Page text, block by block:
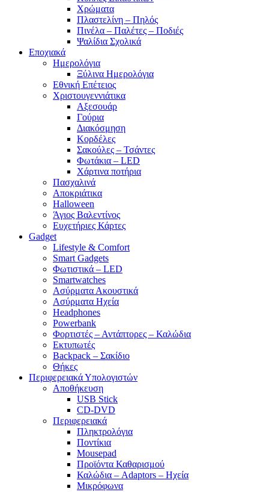
Χρώματα
Πλαστελίνη – Πηλός
Πινέλα – Παλέτες – Ποδιές
Ψαλίδια Σχολικά
Εποχιακά
Ημερολόγια
Ξύλινα Ημερολόγια
Εθνική Επέτειος
Χριστουγεννιάτικα
Αξεσουάρ
Γούρια
Διακόσμηση
Κορδέλες
Σακούλες – Τσάντες
Φωτάκια – LED
Χάρτινα ποτήρια
Πασχαλινά
Αποκριάτικα
Halloween
Άγιος Βαλεντίνος
Ευχετήριες Κάρτες
Gadget
Lifestyle & Comfort
Smart Gadgets
Φωτιστικά – LED
Smartwatches
Ασύρματα Ακουστικά
Ασύρματα Ηχεία
Headphones
Powerbank
Φορτιστές – Αντάπτορες – Καλώδια
Εκτυπωτές
Backpack – Σακίδιο
Θήκες
Περιφερειακά Υπολογιστών
Αποθήκευση
USB Stick
CD-DVD
Περιφερειακά
Πληκτρολόγια
Ποντίκια
Mousepad
Προϊόντα Καθαρισμού
Καλώδια – Adaptors – Ηχεία
Μικρόφωνα